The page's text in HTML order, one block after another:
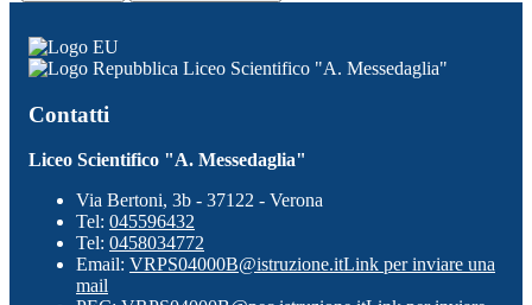
Liceo Scientifico "A. Messedaglia"
Contatti
Liceo Scientifico "A. Messedaglia"
Via Bertoni, 3b - 37122 - Verona
Tel: 045596432
Tel: 0458034772
Email: VRPS04000B@istruzione.itLink per inviare una
mail